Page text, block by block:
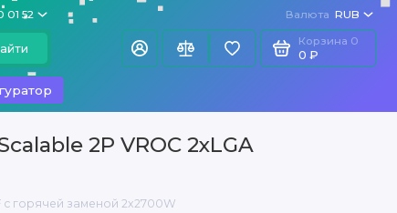
01 52 Валюта RUB
Корзина 0
0 ₽
2P VROC 2xLGA
с горячей заменой 2x2700W